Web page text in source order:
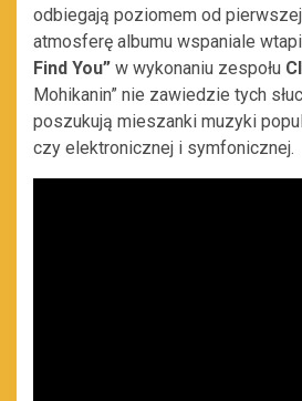
odbiegają poziomem od pierwszej
atmosferę albumu wspaniale
Find You” w wykonaniu zespołu
Mohikanin” nie zawiedzie tych
poszukują mieszanki muzyki
czy elektronicznej i symfonicznej.